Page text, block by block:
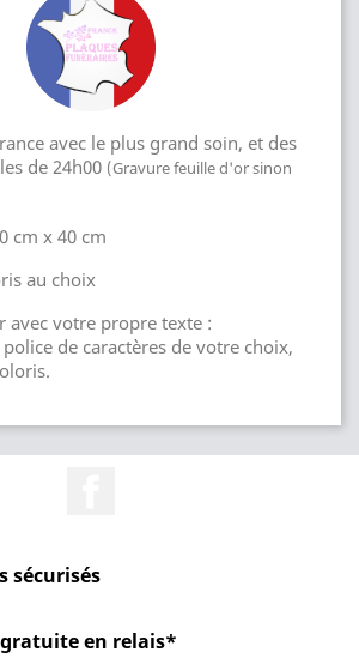
avec le plus grand soin, et des
de 24h00 (Gravure feuille d'or sinon
cm x 40 cm
au choix
avec votre propre texte :
de caractères de votre choix,
sécurisés
en relais*